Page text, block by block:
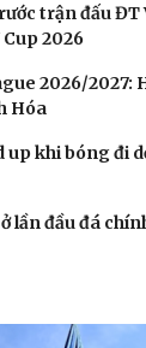
trận đấu
2026
2026/2027:
Hóa
up khi bóng đi
lần đầu đá